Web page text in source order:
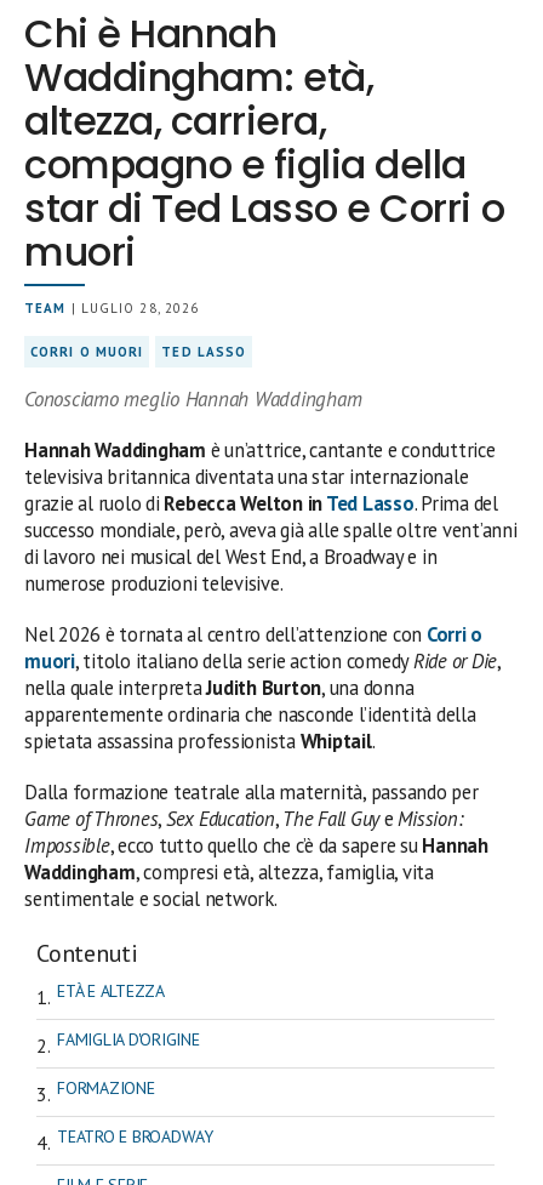
Chi è Hannah
Waddingham: età,
altezza, carriera,
compagno e figlia della
star di Ted Lasso e Corri o
muori
TEAM | LUGLIO 28, 2026
CORRI O MUORI TED LASSO
Conosciamo meglio Hannah Waddingham
Hannah Waddingham è un’attrice, cantante e conduttrice
televisiva britannica diventata una star internazionale
grazie al ruolo di Rebecca Welton inTed Lasso. Prima del
successo mondiale, però, aveva già alle spalle oltre vent’anni
di lavoro nei musical del West End, a Broadway e in
numerose produzioni televisive.
Nel 2026 è tornata al centro dell’attenzione con Corri o
muori, titolo italiano della serie action comedyRide or Die,
nella quale interpretaJudith Burton, una donna
apparentemente ordinaria che nasconde l’identità della
spietata assassina professionistaWhiptail.
Dalla formazione teatrale alla maternità, passando per
Game of Thrones,Sex Education, The Fall GuyeMission:
Impossible, ecco tutto quello che c’è da sapere suHannah
Waddingham, compresi età, altezza, famiglia, vita
sentimentale e social network.
Contenuti
ETÀ E ALTEZZA
FAMIGLIA D'ORIGINE
FORMAZIONE
TEATRO E BROADWAY